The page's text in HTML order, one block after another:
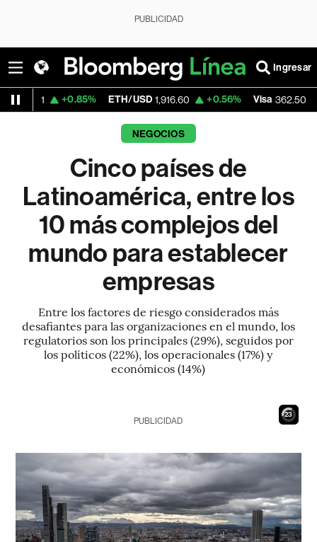
PUBLICIDAD
Ingresar
ETH/USD 1,916.60 +0.56% Visa 362.50 -2.15%
NEGOCIOS
Cinco países de
Latinoamérica, entre los
10 más complejos del
mundo para establecer
empresas
Entre los factores de riesgo considerados más
desafiantes para las organizaciones en el mundo, los
regulatorios son los principales (29%), seguidos por
los políticos (22%), los operacionales (17%) y
económicos (14%)
22
PUBLICIDAD